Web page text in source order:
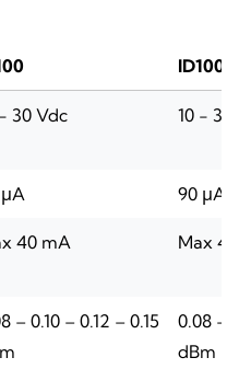
ID100/
30 Vdc 10 - 30
90 μA
40 mA Max
– 0.10 – 0.12 – 0.15
0.08 –
dBm